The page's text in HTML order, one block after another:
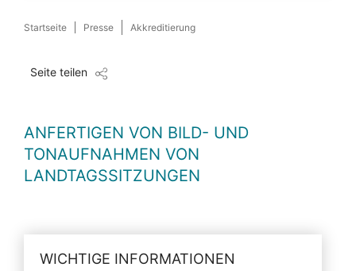
Startseite Presse Akkreditierung
Seite teilen
ANFERTIGEN VON BILD- UND
TONAUFNAHMEN VON
LANDTAGSSITZUNGEN
WICHTIGE INFORMATIONEN